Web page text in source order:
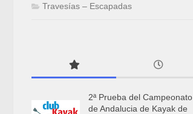
Travesías – Escapadas
2ª Prueba del Campeonato
de Andalucia de Kayak de